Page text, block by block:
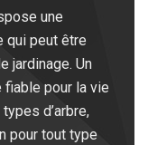
une
qui peut être
jardinage. Un
fiable pour la vie
d’arbre,
pour tout type